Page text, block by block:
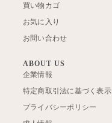
買い物カゴ
お気に入り
お問い合わせ
ABOUT US
企業情報
特定商取引法に基づく表示
プライバシーポリシー